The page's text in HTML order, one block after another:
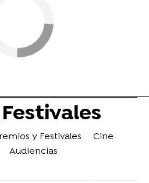
y Festivales
Cine
Audiencias